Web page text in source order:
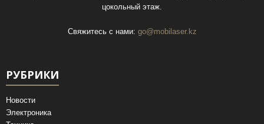
цокольный этаж.
Свяжитесь с нами: go@mobilaser.kz
РУБРИКИ
Новости
Электроника